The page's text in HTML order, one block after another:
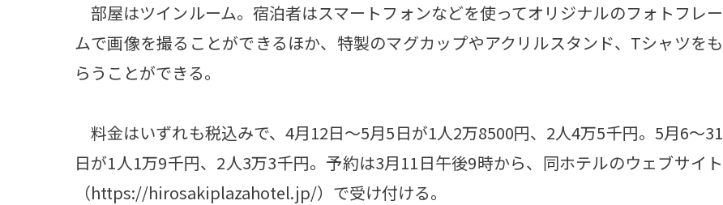
部屋はツインルーム。宿泊者はスマートフォンなどを使ってオリジナルのフォトフレー
ムで画像を撮ることができるほか、特製のマグカップやアクリルスタンド、Tシャツをも
らうことができる。
料金はいずれも税込みで、4月12日～5月5日が1人2万8500円、2人4万5千円。5月6～31
日が1人1万9千円、2人3万3千円。予約は3月11日午後9時から、同ホテルのウェブサイト
（https://hirosakiplazahotel.jp/）で受け付ける。